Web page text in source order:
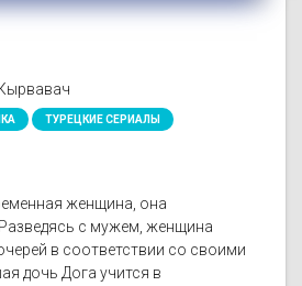
ТУРЕЦКИЕ СЕРИАЛЫ
женщина, она
с мужем, женщина
в соответствии со своими
дочь Дога учится в